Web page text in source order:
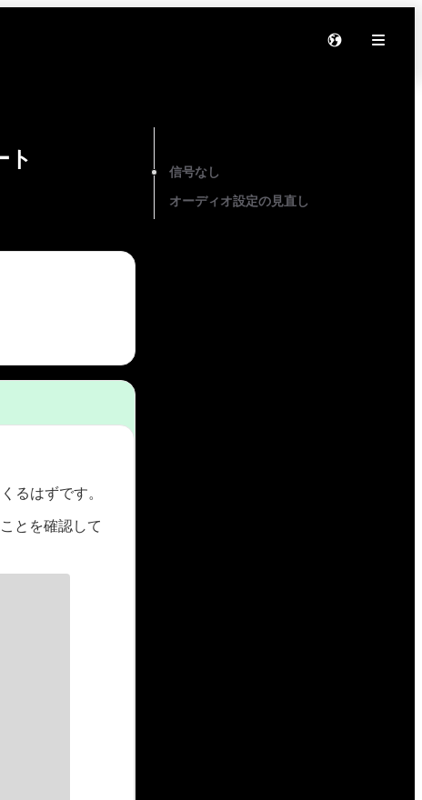
ト
るはずです。
とを確認して
信号なし
オーディオ設定の見直し